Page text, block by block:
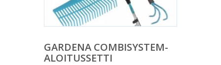
GARDENA COMBISYSTEM-
ALOITUSSETTI